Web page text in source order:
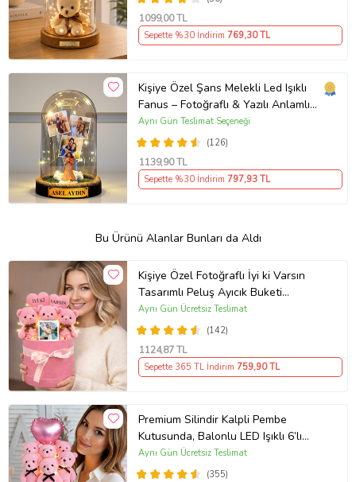
1099,00 TL
Sepette %30 İndirim 769,30 TL
Kişiye Özel Şans Melekli Led Işıklı
Fanus – Fotoğraflı & Yazılı Anlamlı
Hediye
(126)
Aynı Gün Teslimat Seçeneği
1139,90 TL
Sepette %30 İndirim 797,93 TL
Bu Ürünü Alanlar Bunları da Aldı
Kişiye Özel Fotoğraflı İyi ki Varsın
Tasarımlı Peluş Ayıcık Buketi
(Pembe)
(142)
Aynı Gün Ücretsiz Teslimat
1124,87 TL
Sepette 365 TL İndirim 759,90 TL
Premium Silindir Kalpli Pembe
Kutusunda, Balonlu LED Işıklı 6’lı
Pembe Ayıcık Buketi Arkadaşa
Sevgiliye Hediye
(355)
Aynı Gün Ücretsiz Teslimat